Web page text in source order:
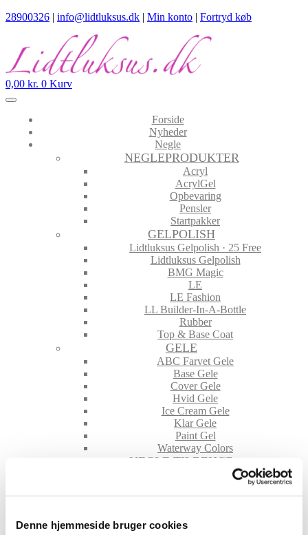
Denne hjemmeside bruger cookies
28900326 | info@lidtluksus.dk | Min konto | Fortryd køb
0,00 kr. 0 Kurv
Forside
Nyheder
Negle
NEGLEPRODUKTER
Acryl
AcrylGel
Opbevaring
Pensler
Startpakker
GELPOLISH
Lidtluksus Gelpolish · 25 Free
Lidtluksus Gelpolish
BMG Magic
LE
LE Fashion
LL Builder-In-A-Bottle
Rubber
Top & Base Coat
GELE
ABC Farvet Gele
Base Gele
Cover Gele
Hvid Gele
Ice Cream Gele
Klar Gele
Paint Gel
Waterway Colors
NEGLE TILBEHØR
Glimmer & Pigmenter
Maskiner og tilbehør